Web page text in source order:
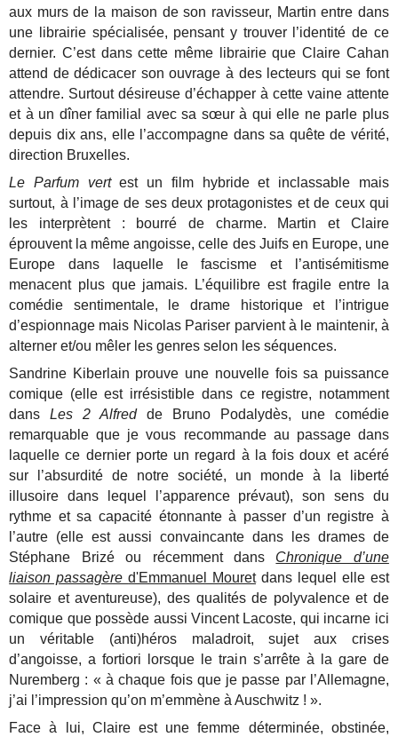
aux murs de la maison de son ravisseur, Martin entre dans
une librairie spécialisée, pensant y trouver l’identité de ce
dernier. C’est dans cette même librairie que Claire Cahan
attend de dédicacer son ouvrage à des lecteurs qui se font
attendre. Surtout désireuse d’échapper à cette vaine attente
et à un dîner familial avec sa sœur à qui elle ne parle plus
depuis dix ans, elle l’accompagne dans sa quête de vérité,
direction Bruxelles.
Le Parfum vertest un film hybride et inclassable mais
surtout, à l’image de ses deux protagonistes et de ceux qui
les interprètent : bourré de charme. Martin et Claire
éprouvent la même angoisse, celle des Juifs en Europe, une
Europe dans laquelle le fascisme et l’antisémitisme
menacent plus que jamais. L’équilibre est fragile entre la
comédie sentimentale, le drame historique et l’intrigue
d’espionnage mais Nicolas Pariser parvient à le maintenir, à
alterner et/ou mêler les genres selon les séquences.
Sandrine Kiberlain prouve une nouvelle fois sa puissance
comique (elle est irrésistible dans ce registre, notamment
dansLes 2 Alfredde Bruno Podalydès, une comédie
remarquable que je vous recommande au passage dans
laquelle ce dernier porte un regard à la fois doux et acéré
sur l’absurdité de notre société, un monde à la liberté
illusoire dans lequel l’apparence prévaut), son sens du
rythme et sa capacité étonnante à passer d’un registre à
l’autre (elle est aussi convaincante dans les drames de
Stéphane Brizé ou récemment dans Chronique d’une
liaison passagèred'Emmanuel Mouretdans lequel elle est
solaire et aventureuse), des qualités de polyvalence et de
comique que possède aussi Vincent Lacoste, qui incarne ici
un véritable (anti)héros maladroit, sujet aux crises
d’angoisse, a fortiori lorsque le train s’arrête à la gare de
Nuremberg : « à chaque fois que je passe par l’Allemagne,
j’ai l’impression qu’on m’emmène à Auschwitz ! ».
Face à lui, Claire est une femme déterminée, obstinée,